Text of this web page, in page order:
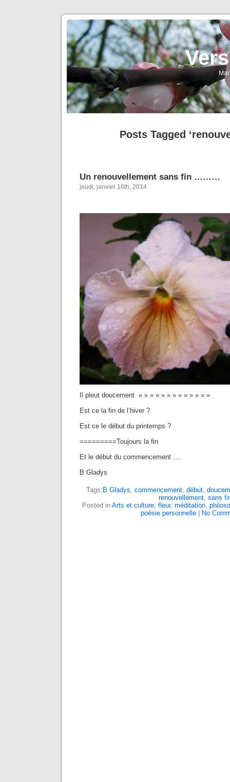
Posts Tagged
Un renouvellement sans fin ………
jeudi, janvier 16th, 2014
Il pleut doucement » » » » » » » » » » » » »
Est ce la fin de l’hiver ?
Est ce le début du printemps ?
=========Toujours la fin
Et le début du commencement ….
B Gladys
Tags: B Gladys, commencement, début,
renouvellement, sans
Posted in Arts et culture, fleur, méditation,
poésie personnelle| No